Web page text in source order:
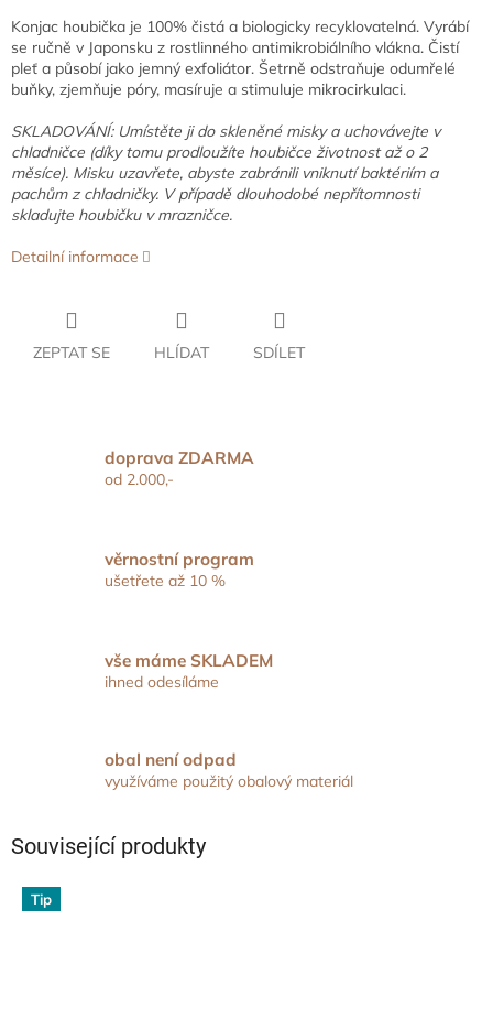
Konjac houbička je 100% čistá a biologicky recyklovatelná. Vyrábí
se ručně v Japonsku z rostlinného antimikrobiálního vlákna. Čistí
pleť a působí jako jemný exfoliátor. Šetrně odstraňuje odumřelé
buňky, zjemňuje póry, masíruje a stimuluje mikrocirkulaci.
SKLADOVÁNÍ: Umístěte ji do skleněné misky a uchovávejte v
chladničce (díky tomu prodloužíte houbičce životnost až o 2
měsíce). Misku uzavřete, abyste zabránili vniknutí baktériím a
pachům z chladničky. V případě dlouhodobé nepřítomnosti
skladujte houbičku v mrazničce.
Detailní informace
ZEPTAT SE HLÍDAT SDÍLET
doprava ZDARMA
od 2.000,-
věrnostní program
ušetřete až 10 %
vše máme SKLADEM
ihned odesíláme
obal není odpad
využíváme použitý obalový materiál
Související produkty
Tip